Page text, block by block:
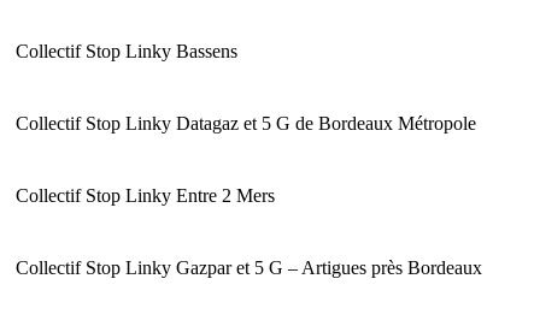
Collectif Stop Linky Bassens
Collectif Stop Linky Datagaz et 5 G de Bordeaux Métropole
Collectif Stop Linky Entre 2 Mers
Collectif Stop Linky Gazpar et 5 G – Artigues près Bordeaux